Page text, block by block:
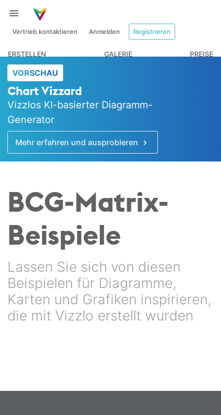
Vertrieb kontaktieren Anmelden Registrieren
ERSTELLEN GALERIE PREISE
VORSCHAU
Chart Vizzard
Vizzlos KI-basierter Diagramm-
Generator
Mehr erfahren und ausprobieren
BCG-Matrix-
Beispiele
Lassen Sie sich von diesen
Beispielen für Diagramme,
Karten und Grafiken inspirieren,
die mit Vizzlo erstellt wurden